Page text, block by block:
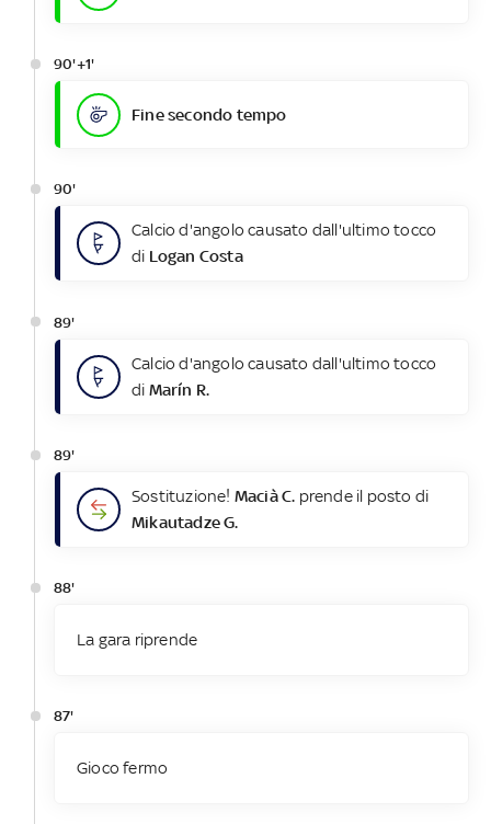
90'+1'
Fine secondo tempo
90'
Calcio d'angolo causato dall'ultimo tocco
di Logan Costa
89'
Calcio d'angolo causato dall'ultimo tocco
di Marín R.
89'
Sostituzione! Macià C. prende il posto di
Mikautadze G.
88'
La gara riprende
87'
Gioco fermo